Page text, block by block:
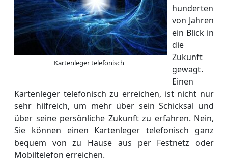
Kartenleger telefonisch
hunderten
von Jahren
ein Blick in
die
Zukunft
gewagt.
Einen
Kartenleger telefonisch zu erreichen, ist nicht nur
sehr hilfreich, um mehr über sein Schicksal und
über seine persönliche Zukunft zu erfahren. Nein,
Sie können einen Kartenleger telefonisch ganz
bequem von zu Hause aus per Festnetz oder
Mobiltelefon erreichen.